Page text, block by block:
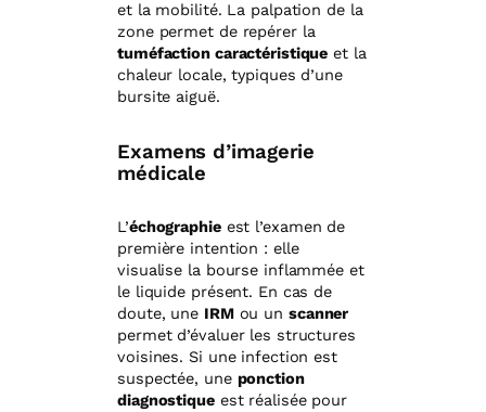
et la mobilité. La palpation de la
zone permet de repérer la
tuméfaction caractéristique et la
chaleur locale, typiques d’une
bursite aiguë.
Examens d’imagerie
médicale
L’échographieest l’examen de
première intention : elle
visualise la bourse inflammée et
le liquide présent. En cas de
doute, une IRMou un scanner
permet d’évaluer les structures
voisines. Si une infection est
suspectée, une ponction
diagnostiqueest réalisée pour